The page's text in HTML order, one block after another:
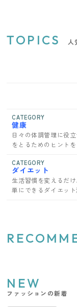
TOPICS 人
CATEGORY
健康
日々の体調管理に役
をとるためのヒントを
CATEGORY
ダイエット
生活習慣を変えるだ
単にできるダイエット
NEW
ファッションの新着